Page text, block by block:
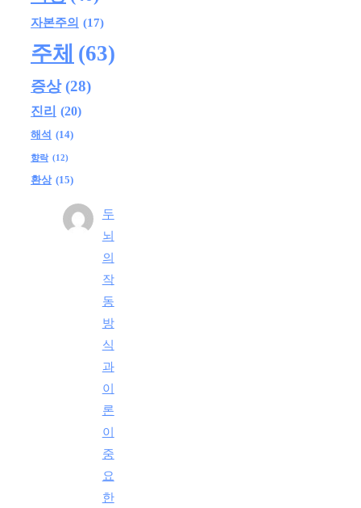
자본주의 (17)
주체 (63)
증상 (28)
진리 (20)
해석 (14)
향락 (12)
환상 (15)
두
뇌
의
작
동
방
식
과
이
론
이
중
요
한